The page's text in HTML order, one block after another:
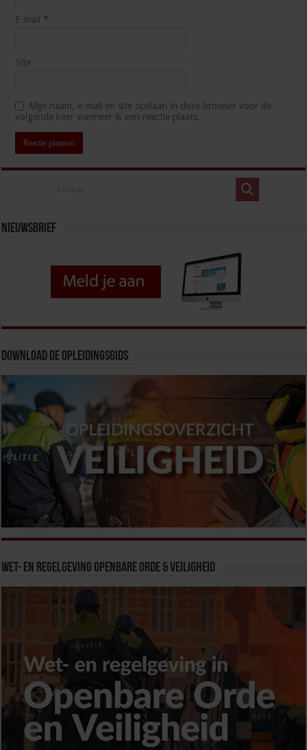
E-mail *
Site
Mijn naam, e-mail en site opslaan in deze browser voor de
volgende keer wanneer ik een reactie plaats.
Nieuwsbrief
Download de opleidingsgids
Wet- en Regelgeving Openbare Orde & Veiligheid